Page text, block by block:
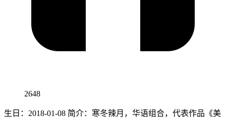
2648
生日：2018-01-08 简介：寒冬辣月，华语组合，代表作品《美